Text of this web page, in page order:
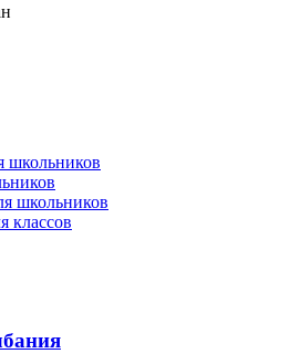
школьников
школьников
классов